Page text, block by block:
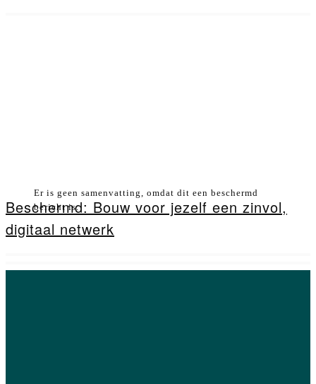
Er is geen samenvatting, omdat dit een beschermd
bericht is.
Beschermd: Bouw voor jezelf een zinvol,
digitaal netwerk